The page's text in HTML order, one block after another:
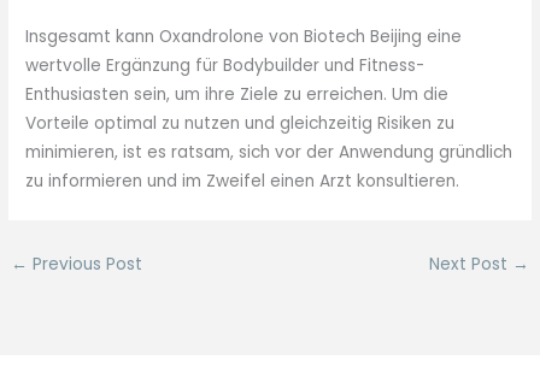
Insgesamt kann Oxandrolone von Biotech Beijing eine
wertvolle Ergänzung für Bodybuilder und Fitness-
Enthusiasten sein, um ihre Ziele zu erreichen. Um die
Vorteile optimal zu nutzen und gleichzeitig Risiken zu
minimieren, ist es ratsam, sich vor der Anwendung gründlich
zu informieren und im Zweifel einen Arzt konsultieren.
← Previous Post Next Post →